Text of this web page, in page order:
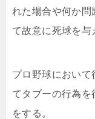
れた場合や何か問
て故意に死球を与
プロ野球において
てタブーの行為
をする。